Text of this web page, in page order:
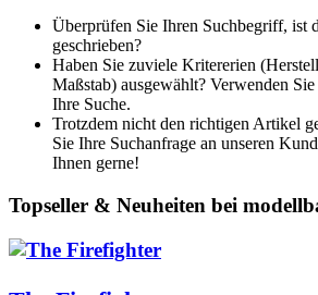
Überprüfen Sie Ihren Suchbegriff, ist
geschrieben?
Haben Sie zuviele Kritererien
Maßstab) ausgewählt? Verwenden
Ihre Suche.
Trotzdem nicht den richtigen Artikel
Sie Ihre Suchanfrage an unseren
Ihnen gerne!
Topseller & Neuheiten bei